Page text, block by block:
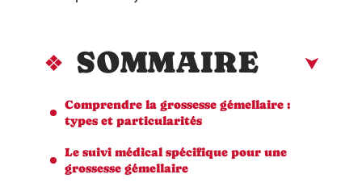
SOMMAIRE
Comprendre la grossesse gémellaire :
types et particularités
Le suivi médical spécifique pour une
grossesse gémellaire